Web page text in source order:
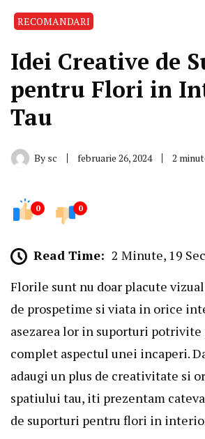
RECOMANDARI
Idei Creative de
pentru Flori in
Tau
By sc februarie 26, 2024 2
0 0
Read Time: 2 Minute, 19
Florile sunt nu doar placute
de prospetime si viata in orice
asezarea lor in suporturi
complet aspectul unei incaperi.
adaugi un plus de creativitate si
spatiului tau, iti prezentam
de suporturi pentru flori in